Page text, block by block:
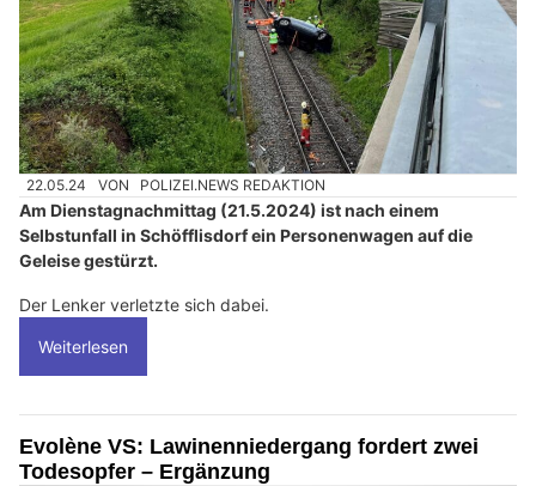
22.05.24 VON POLIZEI.NEWS REDAKTION
Am Dienstagnachmittag (21.5.2024) ist nach einem
Selbstunfall in Schöfflisdorf ein Personenwagen auf die
Geleise gestürzt.
Der Lenker verletzte sich dabei.
Weiterlesen
Evolène VS: Lawinenniedergang fordert zwei
Todesopfer – Ergänzung